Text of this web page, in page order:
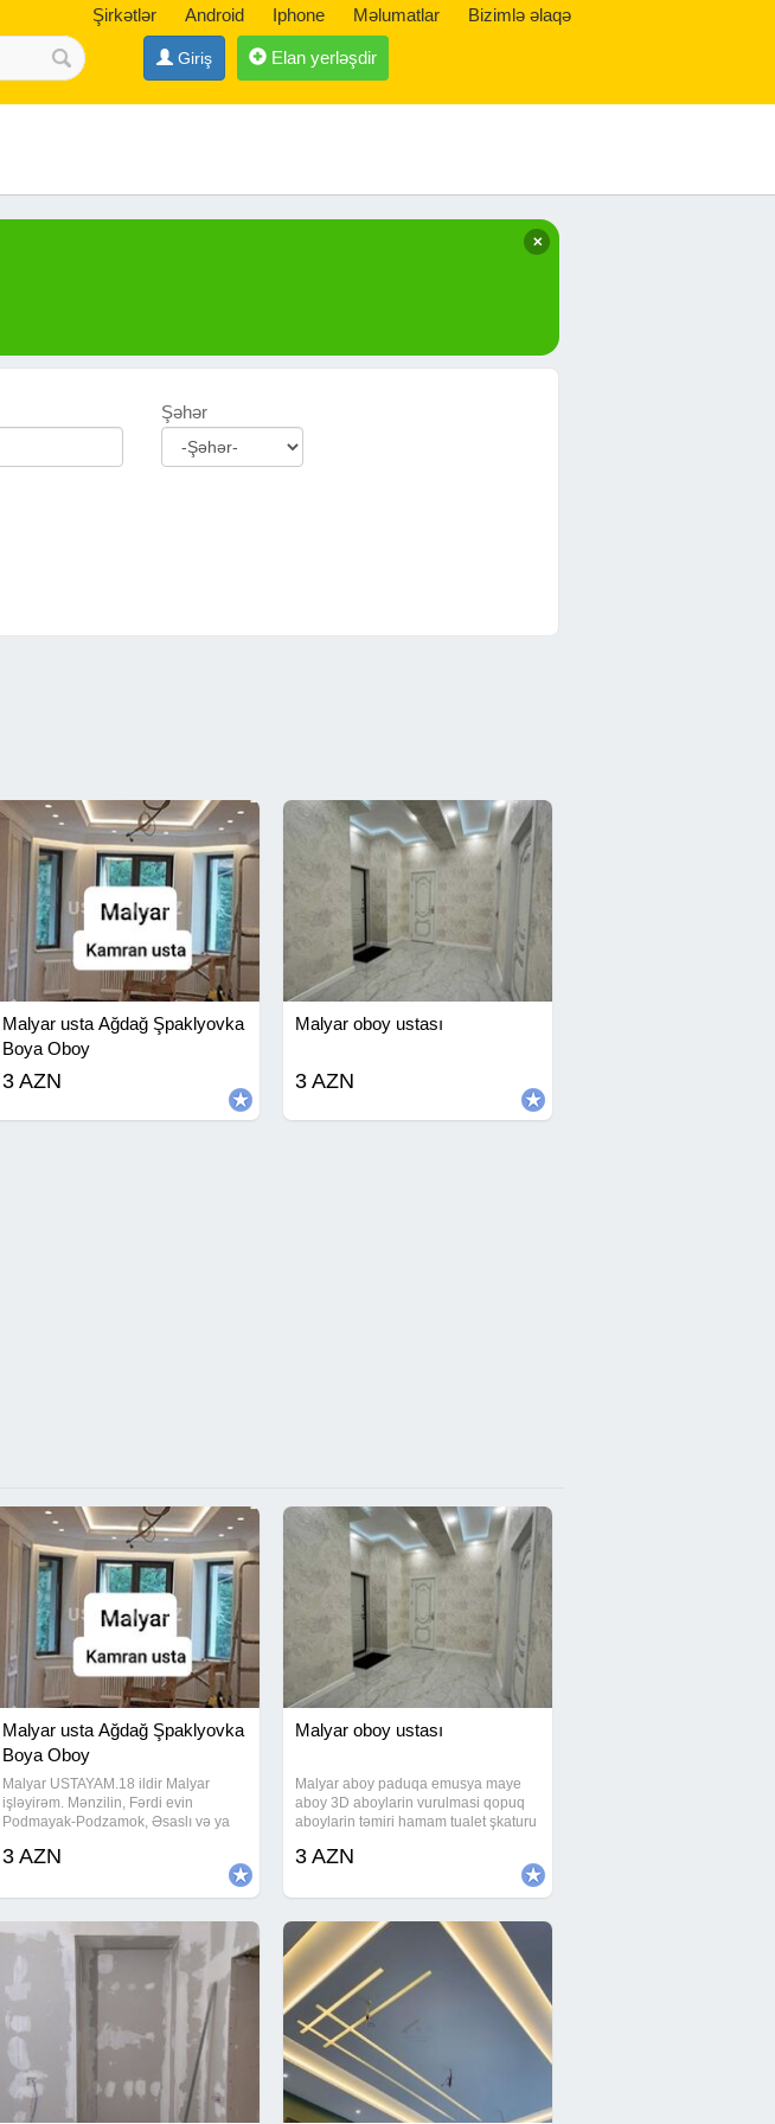
Şirkətlər Android Iphone Məlumatlar Bizimlə əlaqə
Giriş Elan yerləşdir
✕
Şəhər
Malyar usta Ağdağ Şpaklyovka
Boya Oboy
3 AZN
Malyar oboy ustası
3 AZN
Malyar usta Ağdağ Şpaklyovka
Boya Oboy
Malyar USTAYAM.18 ildir Malyar
işləyirəm. Mənzilin, Fərdi evin
Podmayak-Podzamok, Əsaslı və ya
lazerlə 90 dərəcə, Ağdag suvagi,
Podokonnik.Oboy,
3 AZN
Malyar oboy ustası
Malyar aboy paduqa emusya maye
aboy 3D aboylarin vurulmasi qopuq
aboylarin təmiri hamam tualet şkaturu
kafel metlaq laminat işləri və .s
3 AZN